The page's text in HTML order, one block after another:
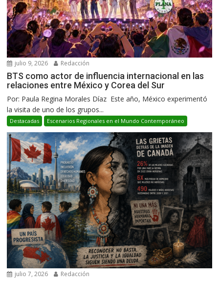
julio 9, 2026 Redacción
BTS como actor de influencia internacional en las
relaciones entre México y Corea del Sur
Por: Paula Regina Morales Díaz Este año, México experimentó
la visita de uno de los grupos...
Destacadas Escenarios Regionales en el Mundo Contemporáneo
julio 7, 2026 Redacción